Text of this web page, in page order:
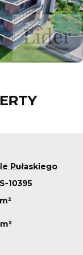
Pułaskiego
10395